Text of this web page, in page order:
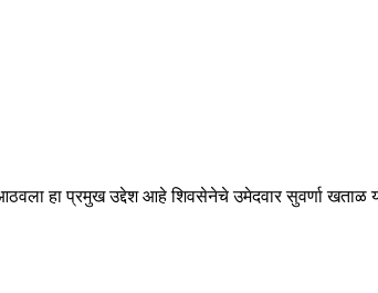
आठवला हा प्रमुख उद्देश आहे शिवसेनेचे उमेदवार सुवर्णा खताळ